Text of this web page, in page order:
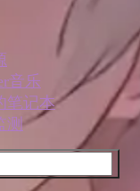
音乐
笔记本
测